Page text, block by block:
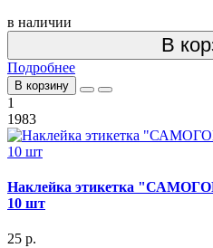
в наличии
В
Подробнее
В корзину
1
1983
Наклейка этикетка
10 шт
25 р.